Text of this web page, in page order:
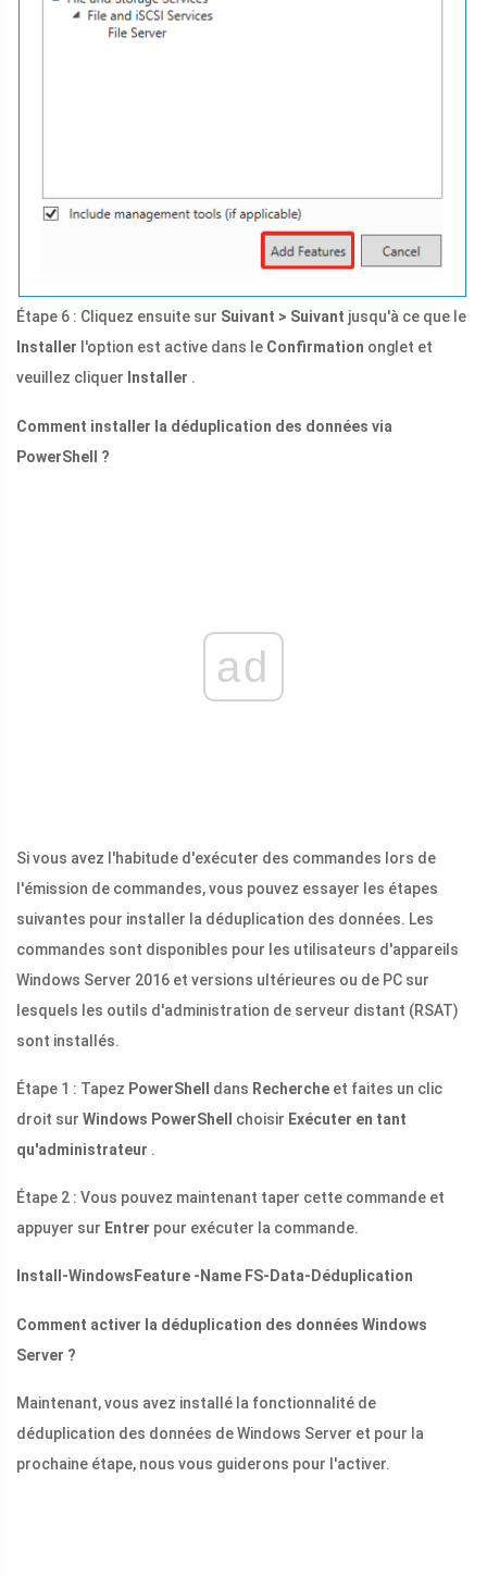
Étape 6 : Cliquez ensuite sur Suivant > Suivant jusqu'à ce que le
Installer l'option est active dans le Confirmation onglet et
veuillez cliquer Installer .
Comment installer la déduplication des données via
PowerShell ?
ad
Si vous avez l'habitude d'exécuter des commandes lors de
l'émission de commandes, vous pouvez essayer les étapes
suivantes pour installer la déduplication des données. Les
commandes sont disponibles pour les utilisateurs d'appareils
Windows Server 2016 et versions ultérieures ou de PC sur
lesquels les outils d'administration de serveur distant (RSAT)
sont installés.
Étape 1 : Tapez PowerShell dans Recherche et faites un clic
droit sur Windows PowerShell choisir Exécuter en tant
qu'administrateur .
Étape 2 : Vous pouvez maintenant taper cette commande et
appuyer sur Entrer pour exécuter la commande.
Install-WindowsFeature -Name FS-Data-Déduplication
Comment activer la déduplication des données Windows
Server ?
Maintenant, vous avez installé la fonctionnalité de
déduplication des données de Windows Server et pour la
prochaine étape, nous vous guiderons pour l'activer.